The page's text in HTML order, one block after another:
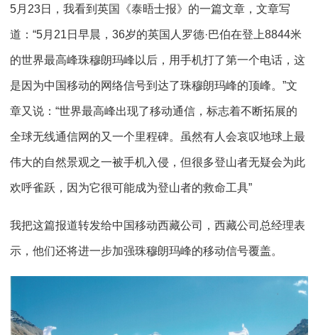
5月23日，我看到英国《泰晤士报》的一篇文章，文章写
道：“5月21日早晨，36岁的英国人罗德·巴伯在登上8844米
的世界最高峰珠穆朗玛峰以后，用手机打了第一个电话，这
是因为中国移动的网络信号到达了珠穆朗玛峰的顶峰。”文
章又说：“世界最高峰出现了移动通信，标志着不断拓展的
全球无线通信网的又一个里程碑。虽然有人会哀叹地球上最
伟大的自然景观之一被手机入侵，但很多登山者无疑会为此
欢呼雀跃，因为它很可能成为登山者的救命工具”
我把这篇报道转发给中国移动西藏公司，西藏公司总经理表
示，他们还将进一步加强珠穆朗玛峰的移动信号覆盖。